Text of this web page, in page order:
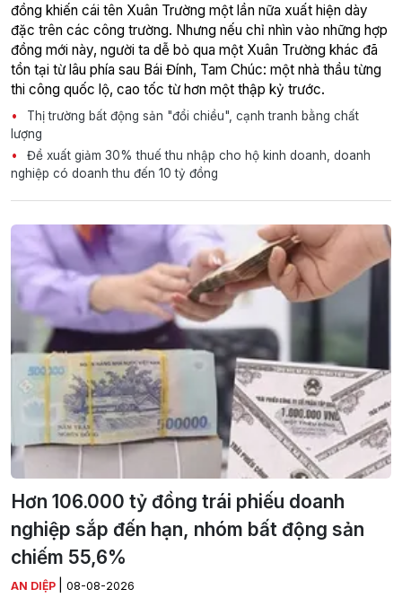
đồng khiến cái tên Xuân Trường một lần nữa xuất hiện dày
đặc trên các công trường. Nhưng nếu chỉ nhìn vào những hợp
đồng mới này, người ta dễ bỏ qua một Xuân Trường khác đã
tồn tại từ lâu phía sau Bái Đính, Tam Chúc: một nhà thầu từng
thi công quốc lộ, cao tốc từ hơn một thập kỷ trước.
Thị trường bất động sản "đổi chiều", cạnh tranh bằng chất
lượng
Đề xuất giảm 30% thuế thu nhập cho hộ kinh doanh, doanh
nghiệp có doanh thu đến 10 tỷ đồng
Hơn 106.000 tỷ đồng trái phiếu doanh
nghiệp sắp đến hạn, nhóm bất động sản
chiếm 55,6%
AN DIỆP 08-08-2026